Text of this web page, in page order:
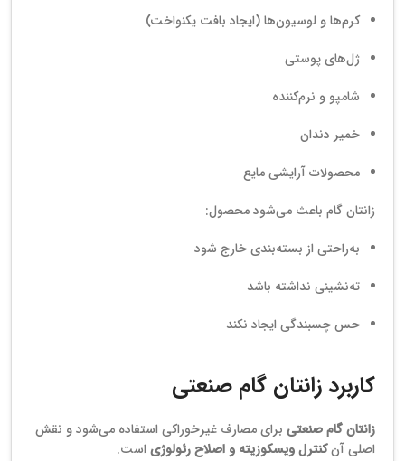
کرم‌ها و لوسیون‌ها (ایجاد بافت یکنواخت)
ژل‌های پوستی
شامپو و نرم‌کننده
خمیر دندان
محصولات آرایشی مایع
زانتان گام باعث می‌شود محصول:
به‌راحتی از بسته‌بندی خارج شود
ته‌نشینی نداشته باشد
حس چسبندگی ایجاد نکند
کاربرد زانتان گام صنعتی
زانتان گام صنعتی برای مصارف غیرخوراکی استفاده می‌شود و نقش
اصلی آنکنترل ویسکوزیته و اصلاح رئولوژی است.